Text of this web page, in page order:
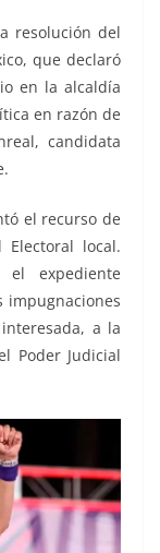
resolución del
que declaró
en la alcaldía
en razón de
candidata
el recurso de
local.
expediente
impugnaciones
a la
Poder Judicial